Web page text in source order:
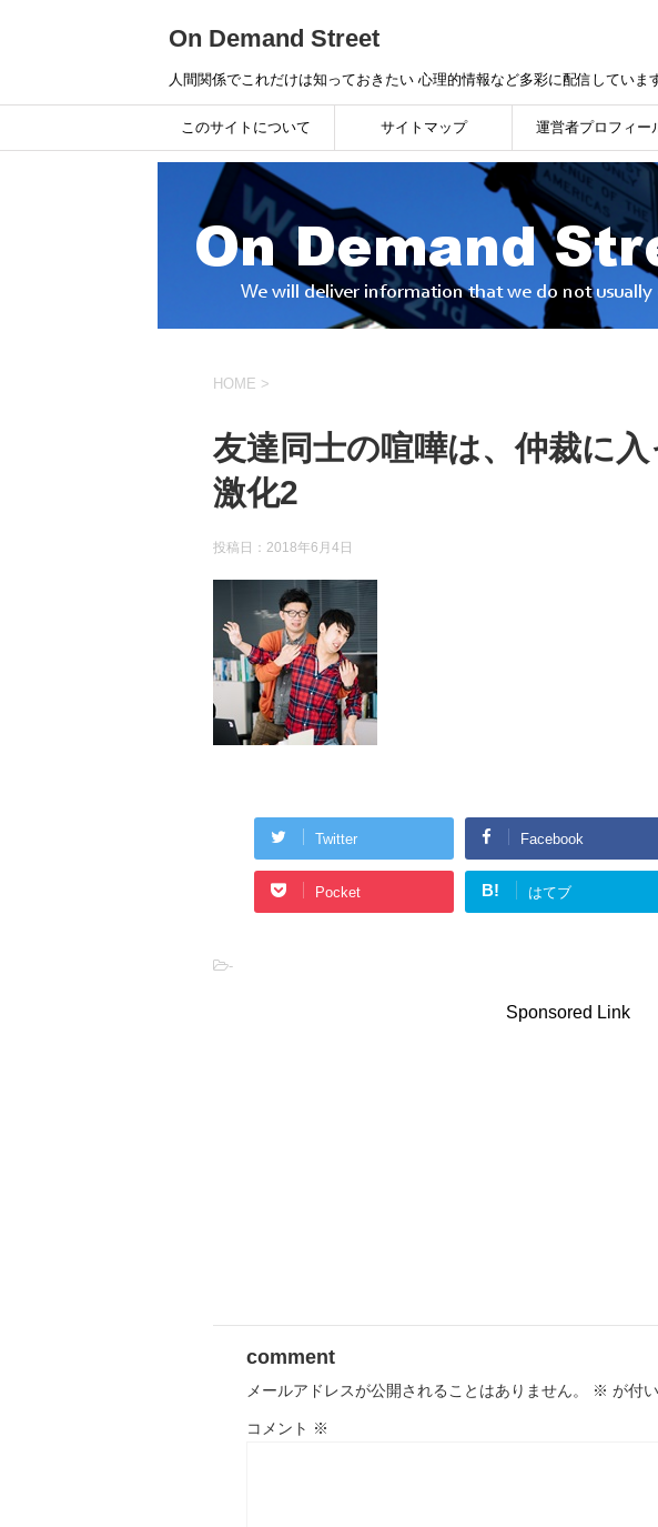
On Demand Street
人間関係でこれだけは知っておきたい 心理的情報など多彩に配信していま
このサイトについて サイトマップ 運営者プロフィー
HOME >
友達同士の喧嘩は、仲裁に
激化2
投稿日： 2018年6月4日
Twitter Facebook
Pocket B! はてブ
-
Sponsored Link
comment
メールアドレスが公開されることはありません。 ※ が付
コメント ※